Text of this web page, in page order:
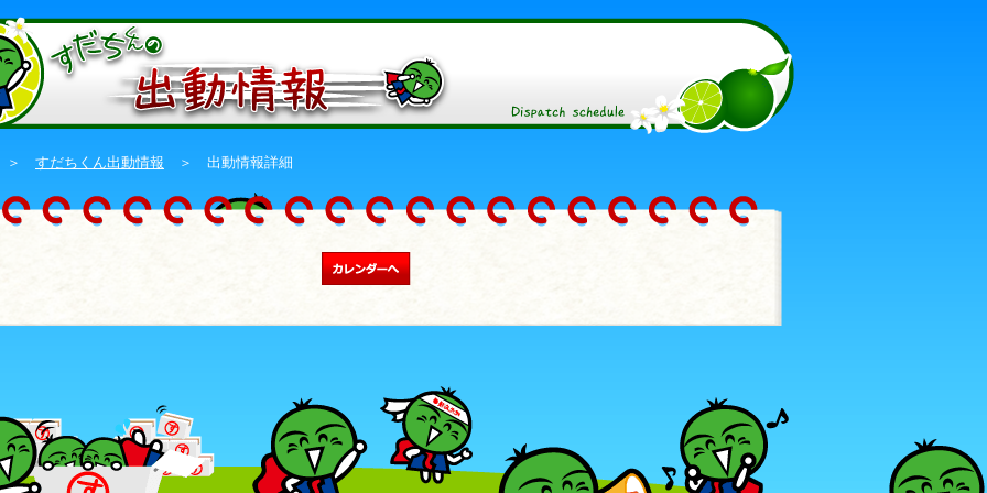
すだちくん出動情報 ＞ 出動情報詳細